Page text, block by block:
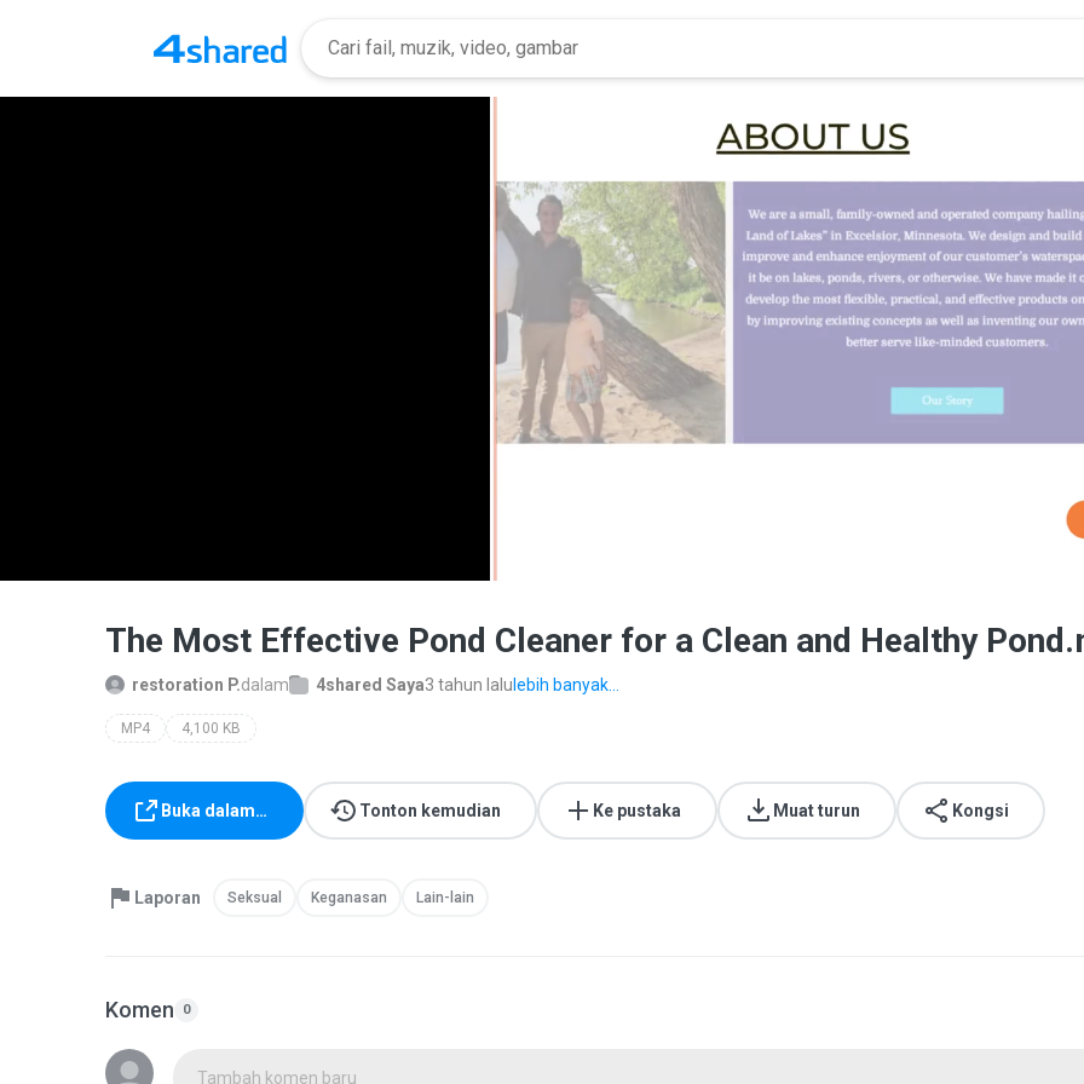
The Most Effective Pond Cleaner for a Clean and Healthy
restoration P.dalam 4shared Saya3 tahun lalu lebih banyak...
MP4 4,100 KB
Buka dalam… Tonton kemudian Ke pustaka Muat turun Kongsi
Laporan Seksual Keganasan Lain-lain
Komen 0
Tambah komen baru